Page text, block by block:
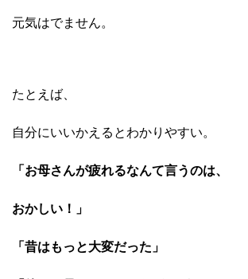
元気はでません。
たとえば、
自分にいいかえるとわかりやすい。
「お母さんが疲れるなんて言うのは、
おかしい！」
「昔はもっと大変だった」